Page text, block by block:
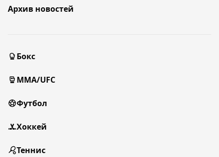
Архив новостей
Бокс
MMA/UFC
Футбол
Хоккей
Теннис